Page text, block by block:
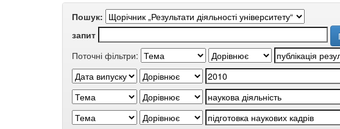
Пошук:
запит
Поточні фільтри: